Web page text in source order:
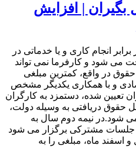
| افزایش
انجام کاری و یا خدماتی در
می شود و کارفرما نمی تواند
در واقع، کمترین مبلغی
و با همکاری یکدیگر مشخص
تعیین شده، دستمزد به کارگران
حقوق دریافتی به وسیله دولت،
شود.در نیمه دوم سال به
جلسات مشترکی برگزار می شود
اسفند ماه، مبلغی را به